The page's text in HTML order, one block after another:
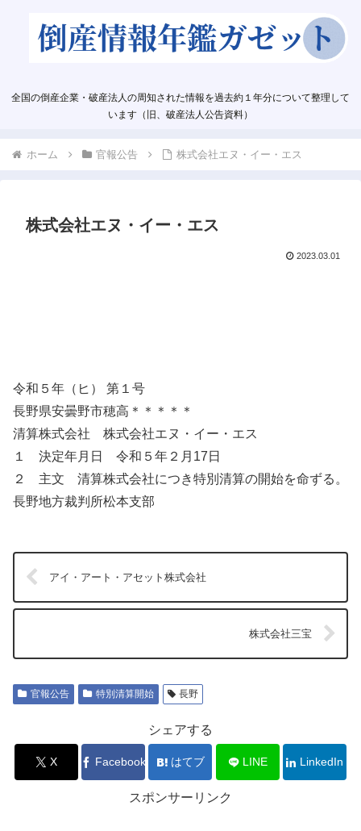
全国の倒産企業・破産法人の周知された情報を過去約１年分について整理して
います（旧、破産法人公告資料）
ホーム 官報公告 株式会社エヌ・イー・エス
株式会社エヌ・イー・エス
2023.03.01
令和５年（ヒ） 第１号
長野県安曇野市穂高＊＊＊＊＊
清算株式会社 株式会社エヌ・イー・エス
１ 決定年月日 令和５年２月17日
２ 主文 清算株式会社につき特別清算の開始を命ずる。
長野地方裁判所松本支部
アイ・アート・アセット株式会社
株式会社三宝
官報公告 特別清算開始 長野
シェアする
X Facebook はてブ LINE LinkedIn
スポンサーリンク